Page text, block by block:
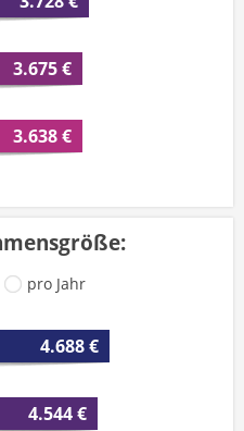
3.675 €
3.638 €
pro Jahr
4.688 €
4.544 €